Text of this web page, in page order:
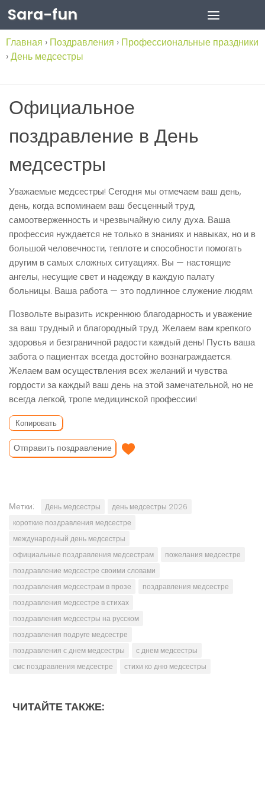
Skip to content
Sara-fun
Главная › Поздравления › Профессиональные праздники
›День медсестры
Официальное
поздравление в День
медсестры
Уважаемые медсестры! Сегодня мы отмечаем ваш день,
день, когда вспоминаем ваш бесценный труд,
самоотверженность и чрезвычайную силу духа. Ваша
профессия нуждается не только в знаниях и навыках, но и в
большой человечности, теплоте и способности помогать
другим в самых сложных ситуациях. Вы — настоящие
ангелы, несущие свет и надежду в каждую палату
больницы. Ваша работа — это подлинное служение людям.
Позвольте выразить искреннюю благодарность и уважение
за ваш трудный и благородный труд. Желаем вам крепкого
здоровья и безграничной радости каждый день! Пусть ваша
забота о пациентах всегда достойно вознаграждается.
Желаем вам осуществления всех желаний и чувства
гордости за каждый ваш день на этой замечательной, но не
всегда легкой, тропе медицинской профессии!
Копировать
Отправить поздравление
Метки: День медсестры
день медсестры 2026
короткие поздравления медсестре
международный день медсестры
официальные поздравления медсестрам
пожелания медсестре
поздравление медсестре своими словами
поздравления медсестрам в прозе
поздравления медсестре
поздравления медсестре в стихах
поздравления медсестры на русском
поздравления подруге медсестре
поздравления с днем ​​медсестры
с днем ​​медсестры
смс поздравления медсестре
стихи ко дню медсестры
ЧИТАЙТЕ ТАКЖЕ: